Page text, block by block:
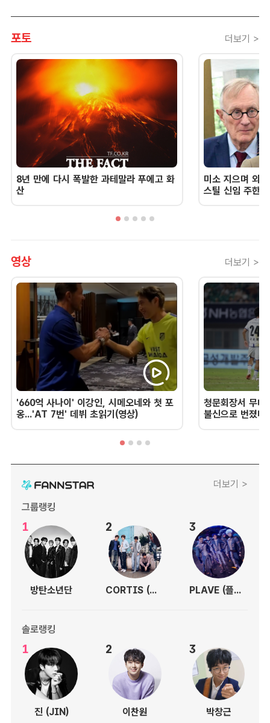
포토 더보기 >
8년 만에 다시 폭발한 과테말라 푸에고 화
산
미소 지으며 외
스틸 신임 주한
영상 더보기 >
'660억 사나이' 이강인, 시메오네와 첫 포
옹...'AT 7번' 데뷔 초읽기(영상)
청문회장서 무너
불신으로 번졌
더보기 >
그룹랭킹
1
방탄소년단
2
CORTIS (코르티스)
3
PLAVE (플레이브)
솔로랭킹
1
진 (JIN)
2
이찬원
3
박창근